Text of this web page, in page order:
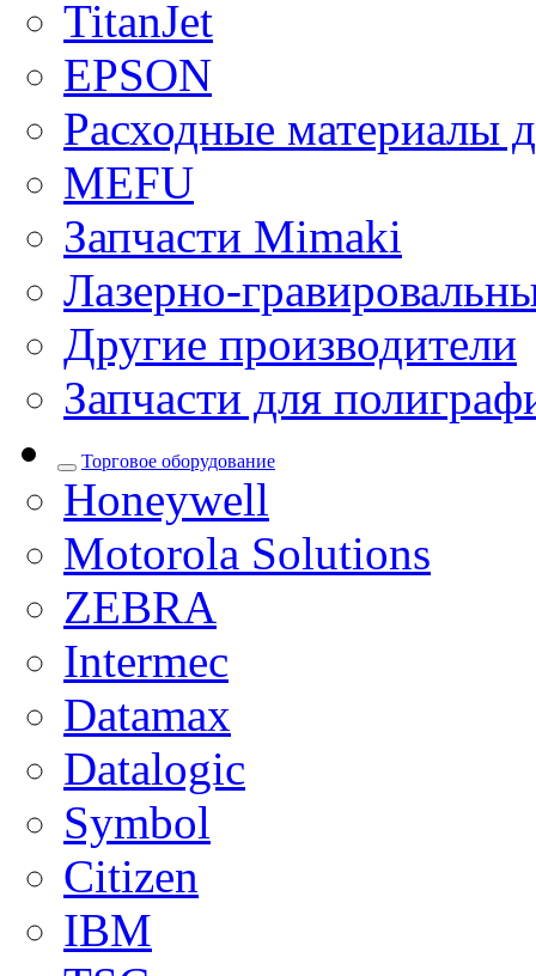
TitanJet
EPSON
Расходные материалы
MEFU
Запчасти Mimaki
Лазерно-
Другие производители
Запчасти для
Торговое оборудование
Honeywell
Motorola Solutions
ZEBRA
Intermec
Datamax
Datalogic
Symbol
Citizen
IBM